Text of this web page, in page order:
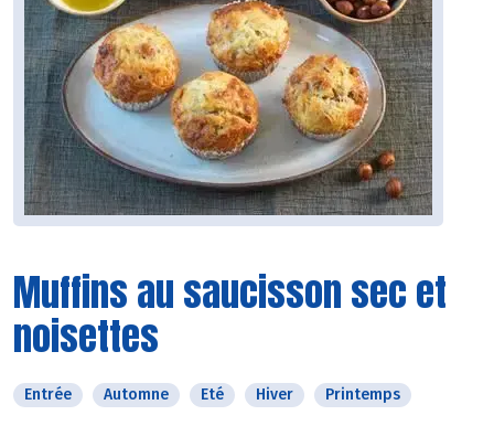
Muffins au saucisson sec et
noisettes
Entrée Automne Eté Hiver Printemps